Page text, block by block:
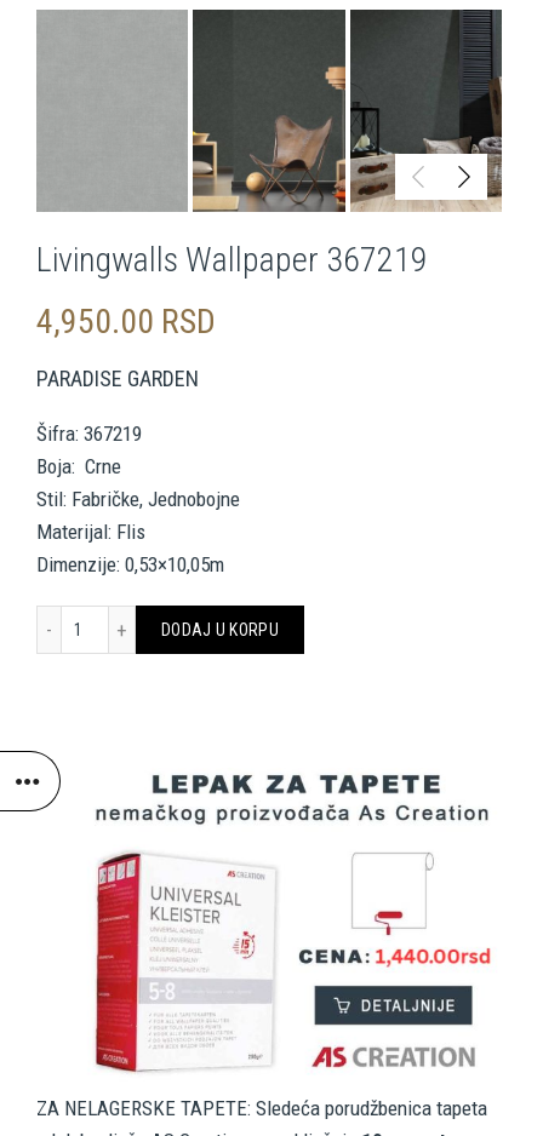
Livingwalls Wallpaper 367219
4,950.00 RSD
PARADISE GARDEN
Šifra: 367219
Boja: Crne
Stil: Fabričke, Jednobojne
Materijal: Flis
Dimenzije: 0,53×10,05m
Livingwalls Wallpaper 367219 količina
DODAJ U KORPU
ZA NELAGERSKE TAPETE: Sledeća porudžbenica tapeta